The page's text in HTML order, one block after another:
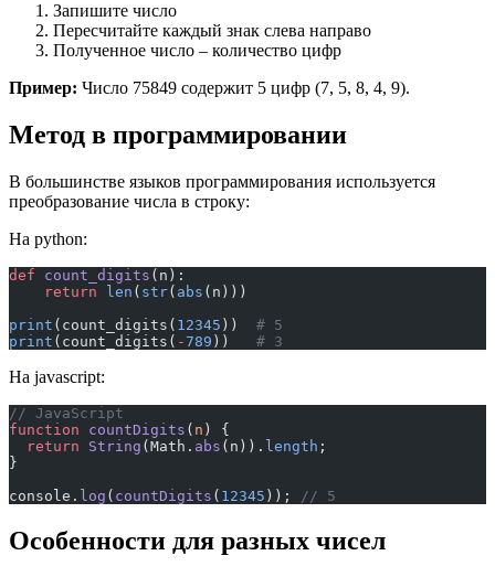
Запишите число
Пересчитайте каждый знак слева направо
Полученное число – количество цифр
Пример: Число 75849 содержит 5 цифр (7, 5, 8, 4, 9).
Метод в программировании
В большинстве языков программирования используется
преобразование числа в строку:
На python:
def count_digits (n):
    return
len ( str( abs (n)))
print (count_digits( 12345 )) # 5
print (count_digits( -789 )) # 3
На javascript:
// JavaScript
function countDigits ( n ) {
  return
String (Math. abs (n)). length ;
}
console. log ( countDigits ( 12345 )); // 5
Особенности для разных чисел